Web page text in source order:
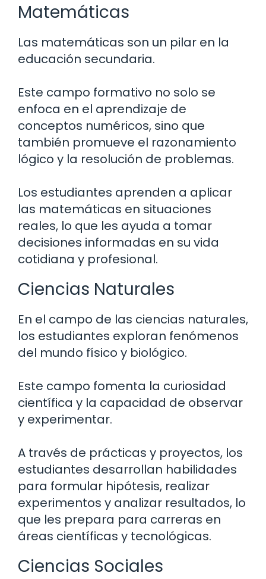
Matemáticas
Las matemáticas son un pilar en la
educación secundaria.
Este campo formativo no solo se
enfoca en el aprendizaje de
conceptos numéricos, sino que
también promueve el razonamiento
lógico y la resolución de problemas.
Los estudiantes aprenden a aplicar
las matemáticas en situaciones
reales, lo que les ayuda a tomar
decisiones informadas en su vida
cotidiana y profesional.
Ciencias Naturales
En el campo de las ciencias naturales,
los estudiantes exploran fenómenos
del mundo físico y biológico.
Este campo fomenta la curiosidad
científica y la capacidad de observar
y experimentar.
A través de prácticas y proyectos, los
estudiantes desarrollan habilidades
para formular hipótesis, realizar
experimentos y analizar resultados, lo
que les prepara para carreras en
áreas científicas y tecnológicas.
Ciencias Sociales